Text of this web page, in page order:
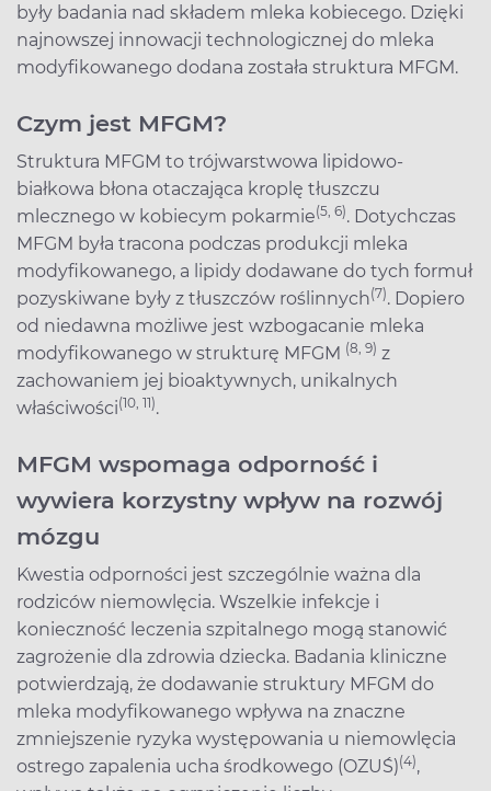
były badania nad składem mleka kobiecego. Dzięki
najnowszej innowacji technologicznej do mleka
modyfikowanego dodana została struktura MFGM.
Czym jest MFGM?
Struktura MFGM to trójwarstwowa lipidowo-
białkowa błona otaczająca kroplę tłuszczu
mlecznego w kobiecym pokarmie(5, 6). Dotychczas
MFGM była tracona podczas produkcji mleka
modyfikowanego, a lipidy dodawane do tych formuł
pozyskiwane były z tłuszczów roślinnych(7). Dopiero
od niedawna możliwe jest wzbogacanie mleka
modyfikowanego w strukturę MFGM (8, 9) z
zachowaniem jej bioaktywnych, unikalnych
właściwości(10, 11).
MFGM wspomaga odporność i
wywiera korzystny wpływ na rozwój
mózgu
Kwestia odporności jest szczególnie ważna dla
rodziców niemowlęcia. Wszelkie infekcje i
konieczność leczenia szpitalnego mogą stanowić
zagrożenie dla zdrowia dziecka. Badania kliniczne
potwierdzają, że dodawanie struktury MFGM do
mleka modyfikowanego wpływa na znaczne
zmniejszenie ryzyka występowania u niemowlęcia
ostrego zapalenia ucha środkowego (OZUŚ)(4),